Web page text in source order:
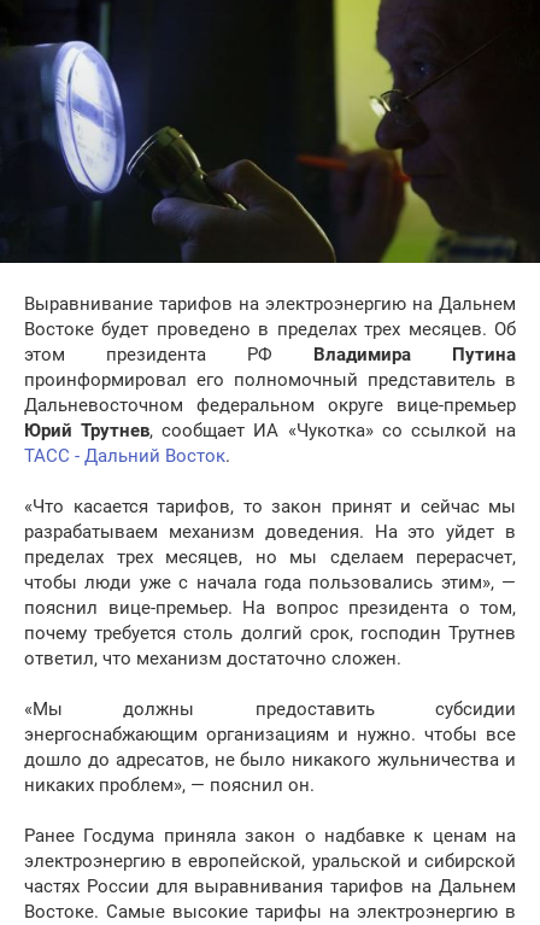
Выравнивание тарифов на электроэнергию на Дальнем
Востоке будет проведено в пределах трех месяцев. Об
этом президента РФ Владимира Путина
проинформировал его полномочный представитель в
Дальневосточном федеральном округе вице-премьер
Юрий Трутнев, сообщает ИА «Чукотка» со ссылкой на
ТАСС - Дальний Восток.
«Что касается тарифов, то закон принят и сейчас мы
разрабатываем механизм доведения. На это уйдет в
пределах трех месяцев, но мы сделаем перерасчет,
чтобы люди уже с начала года пользовались этим», —
пояснил вице-премьер. На вопрос президента о том,
почему требуется столь долгий срок, господин Трутнев
ответил, что механизм достаточно сложен.
«Мы должны предоставить субсидии
энергоснабжающим организациям и нужно. чтобы все
дошло до адресатов, не было никакого жульничества и
никаких проблем», — пояснил он.
Ранее Госдума приняла закон о надбавке к ценам на
электроэнергию в европейской, уральской и сибирской
частях России для выравнивания тарифов на Дальнем
Востоке. Самые высокие тарифы на электроэнергию в